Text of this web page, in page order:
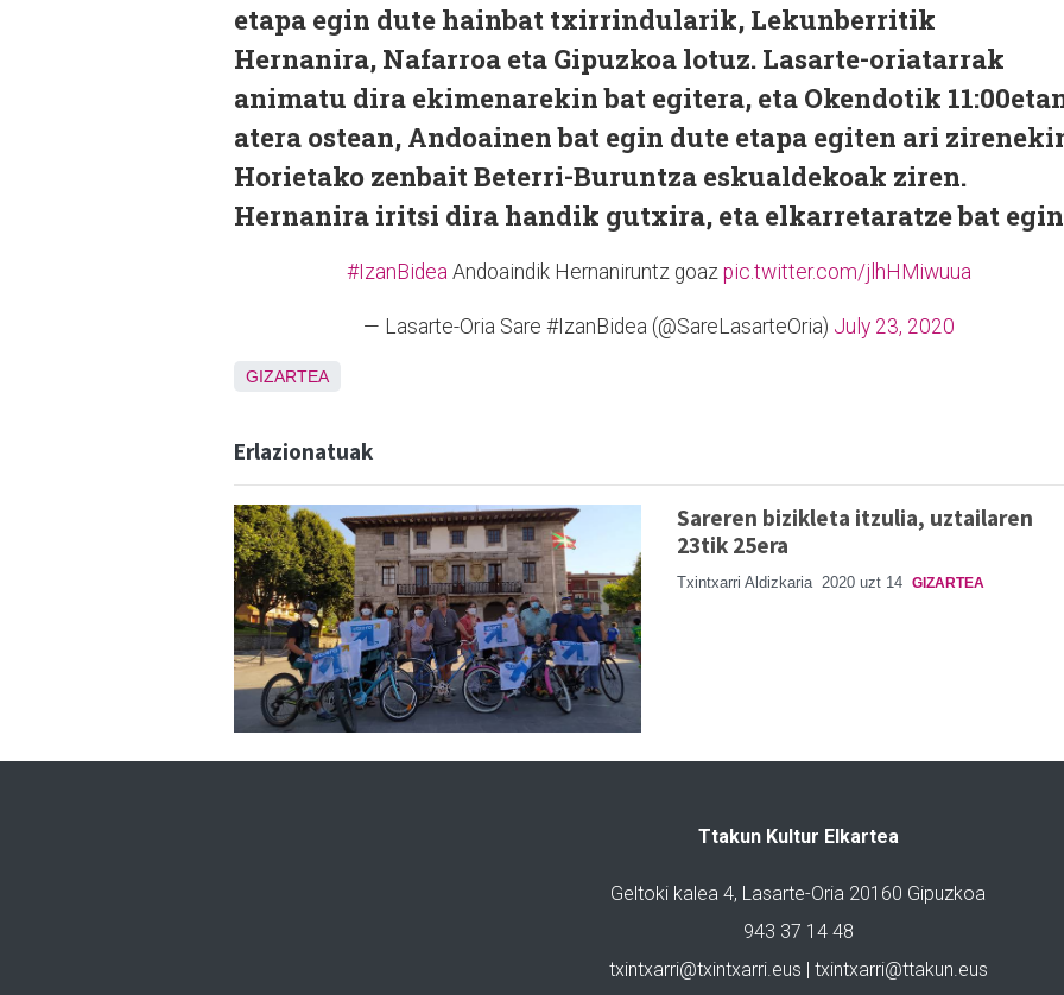
etapa egin dute hainbat txirrindularik, Lekunberritik
Hernanira, Nafarroa eta Gipuzkoa lotuz. Lasarte-oriatarrak
animatu dira ekimenarekin bat egitera, eta Okendotik
atera ostean, Andoainen bat egin dute etapa egiten ari
Horietako zenbait Beterri-Buruntza eskualdekoak ziren.
Hernanira iritsi dira handik gutxira, eta elkarretaratze bat
#IzanBidea Andoaindik Hernaniruntz goaz pic.twitter.com/jlhHMiwuua
— Lasarte-Oria Sare #IzanBidea (@SareLasarteOria) July 23, 2020
GIZARTEA
Erlazionatuak
Sareren bizikleta itzulia, uztailaren
23tik 25era
Txintxarri Aldizkaria 2020 uzt 14 GIZARTEA
Ttakun Kultur Elkartea
Geltoki kalea 4, Lasarte-Oria 20160 Gipuzkoa
943 37 14 48
txintxarri@txintxarri.eus | txintxarri@ttakun.eus